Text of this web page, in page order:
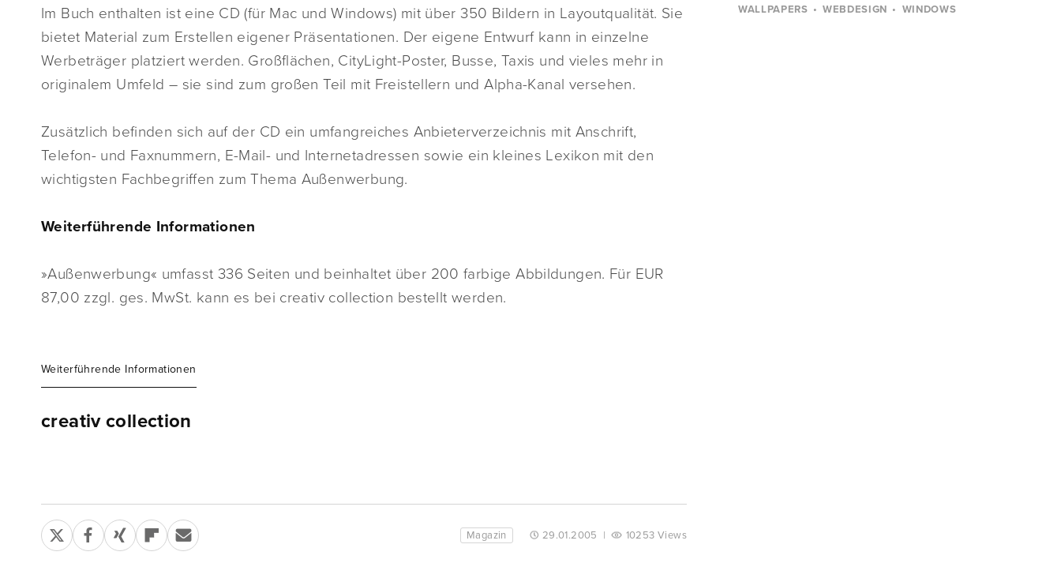
Im Buch enthalten ist eine CD (für Mac und Windows) mit über 350 Bildern in Layoutqualität. Sie
bietet Material zum Erstellen eigener Präsentationen. Der eigene Entwurf kann in einzelne
Werbeträger platziert werden. Großflächen, CityLight-Poster, Busse, Taxis und vieles mehr in
originalem Umfeld – sie sind zum großen Teil mit Freistellern und Alpha-Kanal versehen.
Zusätzlich befinden sich auf der CD ein umfangreiches Anbieterverzeichnis mit Anschrift,
Telefon- und Faxnummern, E-Mail- und Internetadressen sowie ein kleines Lexikon mit den
wichtigsten Fachbegriffen zum Thema Außenwerbung.
Weiterführende Informationen
»Außenwerbung« umfasst 336 Seiten und beinhaltet über 200 farbige Abbildungen. Für EUR
87,00 zzgl. ges. MwSt. kann es bei creativ collection bestellt werden.
Weiterführende Informationen
creativ collection
Magazin 29.01.2005 | 10253 Views
WALLPAPERS
WEBDESIGN WINDOWS